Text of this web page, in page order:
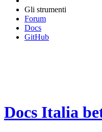
Gli strumenti
Forum
Docs
GitHub
Docs Italia